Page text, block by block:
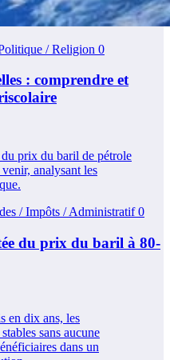
/ Religion 0
: comprendre et
/ Impôts / Administratif0
du prix du baril à 80-